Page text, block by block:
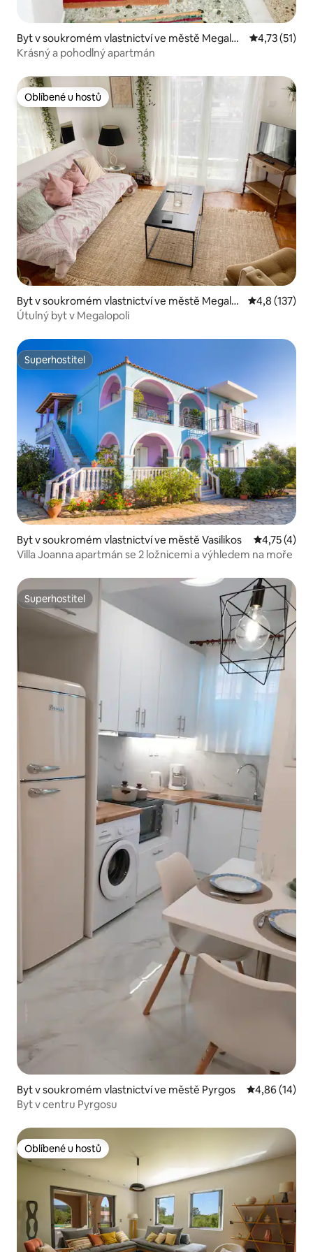
Byt v soukromém vlastnictví ve městě Megalop
olis
Průměrné
4,73 (51)
Krásný a pohodlný apartmán
Oblíbené u hostů
Oblíbené u hostů
Byt v soukromém vlastnictví ve městě Megalo
polis
Průměrné
4,8 (137)
Útulný byt v Megalopoli
Superhostitel
Superhostitel
Byt v soukromém vlastnictví ve městě Vasilikos Průměrné
4,75 (4)
Villa Joanna apartmán se 2 ložnicemi a výhledem na moře
Superhostitel
Superhostitel
Byt v soukromém vlastnictví ve městě Pyrgos Průměrné
4,86 (14)
Byt v centru Pyrgosu
Oblíbené u hostů
Oblíbené u hostů